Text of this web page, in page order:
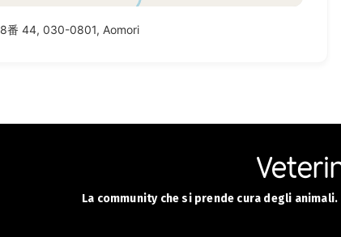
番 44, 030-0801, Aomori
La community che si prende cura degli animali.